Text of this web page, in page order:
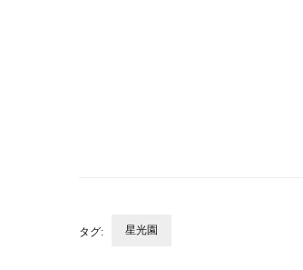
タグ: 星光園